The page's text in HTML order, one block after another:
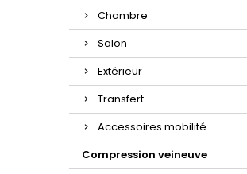
Chambre
Salon
Extérieur
Transfert
Accessoires mobilité
Compression veineuve